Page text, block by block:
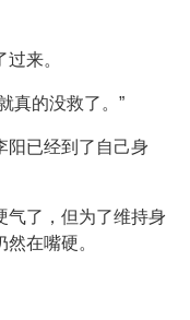
来。
真的没救了。”
阳已经到了自己身
气了，但为了维持身
在嘴硬。